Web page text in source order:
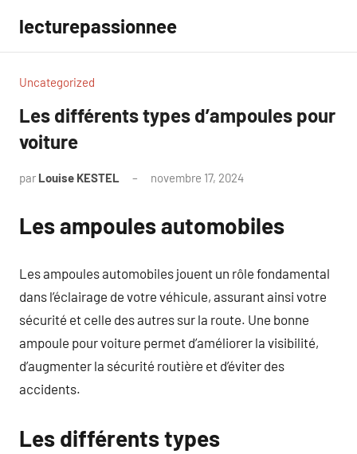
contenu
lecturepassionnee
Uncategorized
Les différents types d’ampoules pour
voiture
par Louise KESTEL novembre 17, 2024
Les ampoules automobiles
Les ampoules automobiles jouent un rôle fondamental
dans l’éclairage de votre véhicule, assurant ainsi votre
sécurité et celle des autres sur la route. Une bonne
ampoule pour voiture permet d’améliorer la visibilité,
d’augmenter la sécurité routière et d’éviter des
accidents.
Les différents types